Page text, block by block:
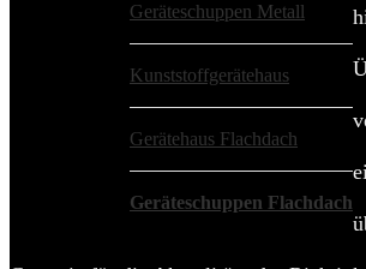
Geräteschuppen Metall
Kunststoffgerätehaus
Gerätehaus Flachdach
Geräteschuppen Flachdach